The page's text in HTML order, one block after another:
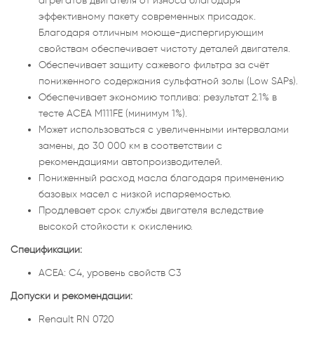
эффективному пакету современных присадок.
Благодаря отличным моюще-диспергирующим
свойствам обеспечивает чистоту деталей двигателя.
Обеспечивает защиту сажевого фильтра за счёт
пониженного содержания сульфатной золы (Low SAPs).
Обеспечивает экономию топлива: результат 2.1% в
тесте ACEA M111FE (минимум 1%).
Может использоваться с увеличенными интервалами
замены, до 30 000 км в соответствии с
рекомендациями автопроизводителей.
Пониженный расход масла благодаря применению
базовых масел с низкой испаряемостью.
Продлевает срок службы двигателя вследствие
высокой стойкости к окислению.
Спецификации:
ACEA: С4, уровень свойств С3
Допуски и рекомендации:
Renault RN 0720